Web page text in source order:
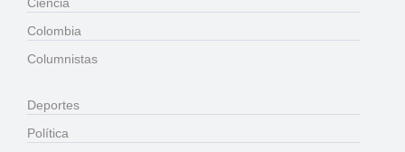
Colombia
Columnistas
Deportes
Política